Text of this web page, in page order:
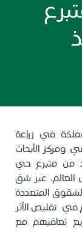
في زراعة
ومركز الأبحاث
من متبرع حي
العالم، عبر شق
بدلاً من الشقوق المتعددة
في تقليص الأثر
تعافيهم مع